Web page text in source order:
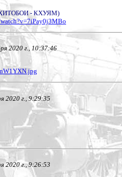
ХИТОБОИ - КХУЯМ)
2020 г., 10:37:46
2020 г., 9:29:35
2020 г., 9:26:53